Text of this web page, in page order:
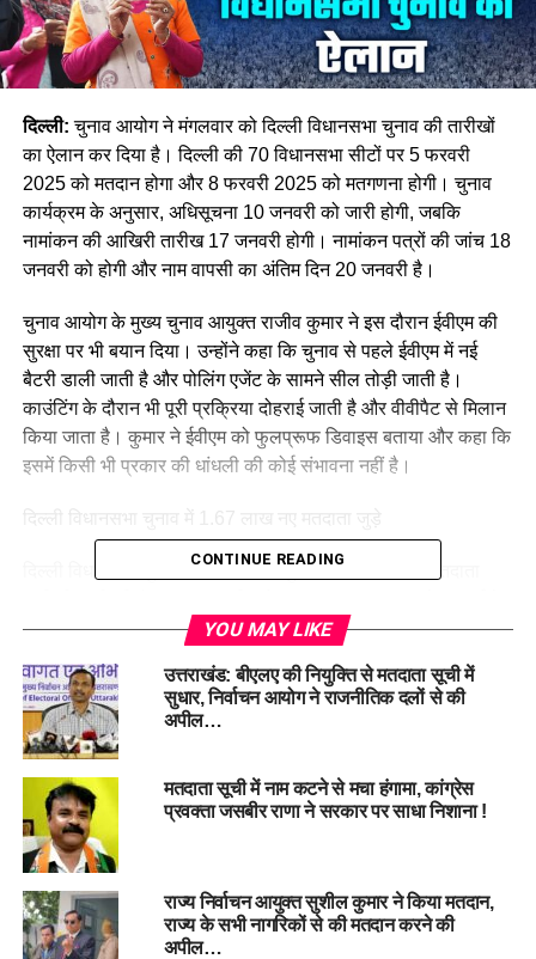
दिल्ली: चुनाव आयोग ने मंगलवार को दिल्ली विधानसभा चुनाव की तारीखों
का ऐलान कर दिया है। दिल्ली की 70 विधानसभा सीटों पर 5 फरवरी
2025 को मतदान होगा और 8 फरवरी 2025 को मतगणना होगी। चुनाव
कार्यक्रम के अनुसार, अधिसूचना 10 जनवरी को जारी होगी, जबकि
नामांकन की आखिरी तारीख 17 जनवरी होगी। नामांकन पत्रों की जांच 18
जनवरी को होगी और नाम वापसी का अंतिम दिन 20 जनवरी है।
चुनाव आयोग के मुख्य चुनाव आयुक्त राजीव कुमार ने इस दौरान ईवीएम की
सुरक्षा पर भी बयान दिया। उन्होंने कहा कि चुनाव से पहले ईवीएम में नई
बैटरी डाली जाती है और पोलिंग एजेंट के सामने सील तोड़ी जाती है।
काउंटिंग के दौरान भी पूरी प्रक्रिया दोहराई जाती है और वीवीपैट से मिलान
किया जाता है। कुमार ने ईवीएम को फुलप्रूफ डिवाइस बताया और कहा कि
इसमें किसी भी प्रकार की धांधली की कोई संभावना नहीं है।
दिल्ली विधानसभा चुनाव 2025 के लिए चुनाव आयोग ने अंतिम मतदाता
हैं, जो पहली बार अपने मताधिकार का उपयोग करेंगे। कुल मतदाता संख्या
1,261 थर्ड जेंडर मतदाता शामिल हैं।
चुनाव प्रक्रिया में नई जानकारी के मुताबिक, एक महीने में 1,67,329 नए
आवेदन की जांच के लिए संबंधित अधिकारियों को निर्देशित किया है।
CONTINUE READING
YOU MAY LIKE
उत्तराखंड: बीएलए की नियुक्ति से मतदाता सूची में
सुधार, निर्वाचन आयोग ने राजनीतिक दलों से की
अपील…
मतदाता सूची में नाम कटने से मचा हंगामा, कांग्रेस
प्रवक्ता जसबीर राणा ने सरकार पर साधा निशाना !
राज्य निर्वाचन आयुक्त सुशील कुमार ने किया मतदान,
राज्य के सभी नागरिकों से की मतदान करने की
अपील…